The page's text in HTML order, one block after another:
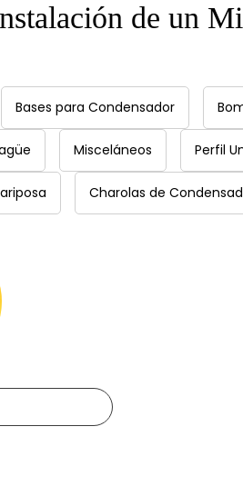
de un
Bases para Condensador
Misceláneos Perfil
Charolas de